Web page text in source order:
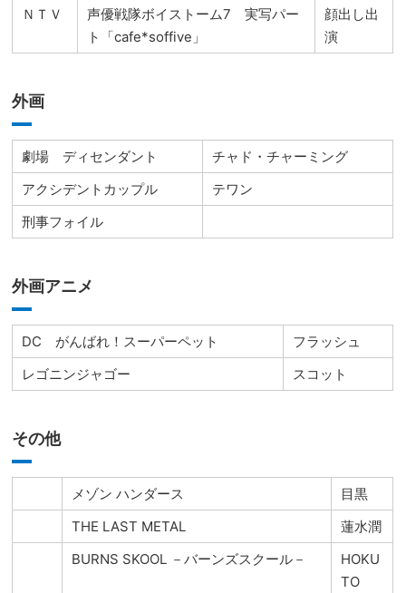
ＮＴＶ
声優戦隊ボイストーム7 実写パー
ト「cafe*soffive」
顔出し出
演
外画
劇場 ディセンダント
チャド・チャーミング
アクシデントカップル
テワン
刑事フォイル
外画アニメ
DC がんばれ！スーパーペット
フラッシュ
レゴニンジャゴー
スコット
その他
メゾン ハンダース
目黒
THE LAST METAL
蓮水潤
BURNS SKOOL －バーンズスクール－
HOKU
TO